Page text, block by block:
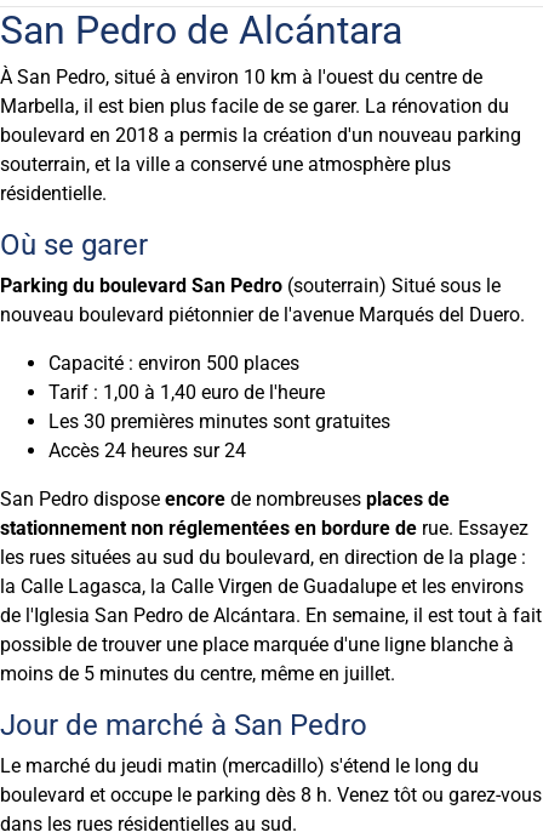
San Pedro de Alcántara
À San Pedro, situé à environ 10 km à l'ouest du centre de
Marbella, il est bien plus facile de se garer. La rénovation du
boulevard en 2018 a permis la création d'un nouveau parking
souterrain, et la ville a conservé une atmosphère plus
résidentielle.
Où se garer
Parking du boulevard San Pedro (souterrain) Situé sous le
nouveau boulevard piétonnier de l'avenue Marqués del Duero.
Capacité : environ 500 places
Tarif : 1,00 à 1,40 euro de l'heure
Les 30 premières minutes sont gratuites
Accès 24 heures sur 24
San Pedro dispose encore de nombreuses places de
stationnement non réglementées en bordure de rue. Essayez
les rues situées au sud du boulevard, en direction de la plage :
la Calle Lagasca, la Calle Virgen de Guadalupe et les environs
de l'Iglesia San Pedro de Alcántara. En semaine, il est tout à fait
possible de trouver une place marquée d'une ligne blanche à
moins de 5 minutes du centre, même en juillet.
Jour de marché à San Pedro
Le marché du jeudi matin (mercadillo) s'étend le long du
boulevard et occupe le parking dès 8 h. Venez tôt ou garez-vous
dans les rues résidentielles au sud.